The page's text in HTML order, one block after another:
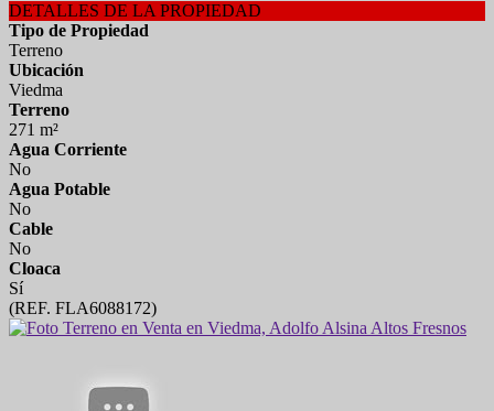
DETALLES DE LA PROPIEDAD
Tipo de Propiedad
Terreno
Ubicación
Viedma
Terreno
271 m²
Agua Corriente
No
Agua Potable
No
Cable
No
Cloaca
Sí
(REF. FLA6088172)